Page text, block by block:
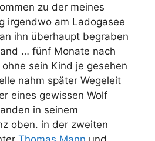
zu der meines
irgendwo am Ladogasee
ihn überhaupt begraben
… fünf Monate nach
sein Kind je gesehen
nahm später Wegeleit
eines gewissen Wolf
in seinem
oben. in der zweiten